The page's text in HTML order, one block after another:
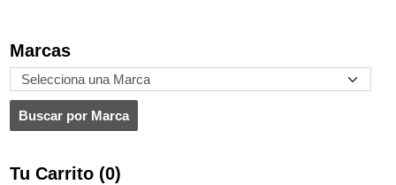
Marcas
Tu Carrito (0)